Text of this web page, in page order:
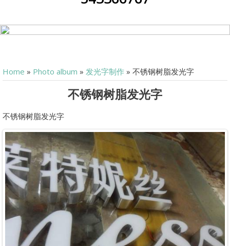
Home » Photo album » 发光字制作 » 不锈钢树脂发光字
不锈钢树脂发光字
不锈钢树脂发光字